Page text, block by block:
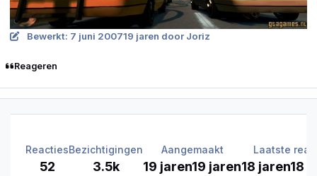
Bewerkt: 7 juni 200719 jaren door Joriz
Reageren
Reacties
52
Bezichtigingen
3.5k
Aangemaakt
19 jaren19 jaren
Laatste
18 jaren18